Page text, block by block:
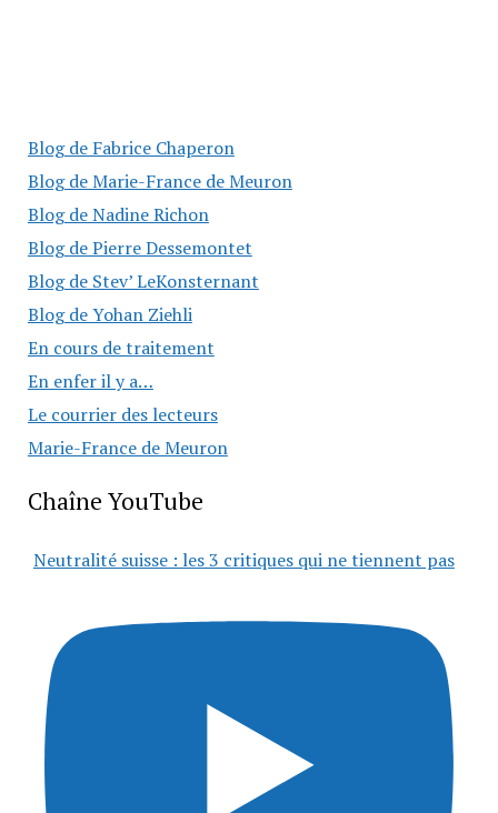
Blog de Fabrice Chaperon
Blog de Marie-France de Meuron
Blog de Nadine Richon
Blog de Pierre Dessemontet
Blog de Stev’ LeKonsternant
Blog de Yohan Ziehli
En cours de traitement
En enfer il y a…
Le courrier des lecteurs
Marie-France de Meuron
Chaîne YouTube
Neutralité suisse : les 3 critiques qui ne tiennent pas